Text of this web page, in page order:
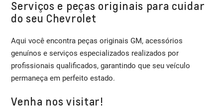
Serviços e peças originais para cuidar
do seu Chevrolet
Aqui você encontra peças originais GM, acessórios
genuínos e serviços especializados realizados por
profissionais qualificados, garantindo que seu veículo
permaneça em perfeito estado.
Venha nos visitar!